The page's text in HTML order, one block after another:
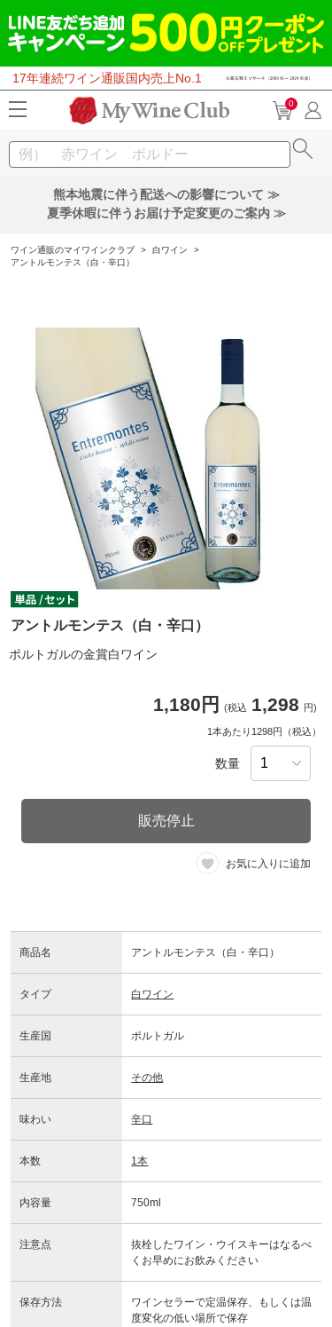
17年連続ワイン通販国内売上No.1
0
熊本地震に伴う配送への影響について ≫
夏季休暇に伴うお届け予定変更のご案内 ≫
ワイン通販のマイワインクラブ > 白ワイン
>
アントルモンテス（白・辛口）
アントルモンテス（白・辛口）
ポルトガルの金賞白ワイン
1,180円 (税込 1,298 円)
1本あたり1298円（税込）
数量
販売停止
お気に入りに追加
商品名 アントルモンテス（白・辛口）
タイプ 白ワイン
生産国 ポルトガル
生産地 その他
味わい 辛口
本数 1本
内容量 750ml
注意点
抜栓したワイン・ウイスキーはなるべ
くお早めにお飲みください
保存方法
ワインセラーで定温保存、もしくは温
度変化の低い場所で保存